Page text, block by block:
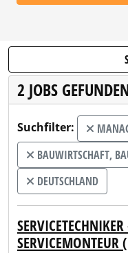
2 JOBS
Suchfilter:
BAUWIRTSCHAFT,
DEUTSCHLAND